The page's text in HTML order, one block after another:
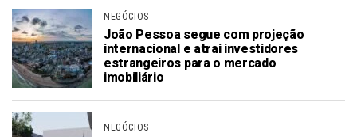
NEGÓCIOS
João Pessoa segue com projeção
internacional e atrai investidores
estrangeiros para o mercado
imobiliário
NEGÓCIOS